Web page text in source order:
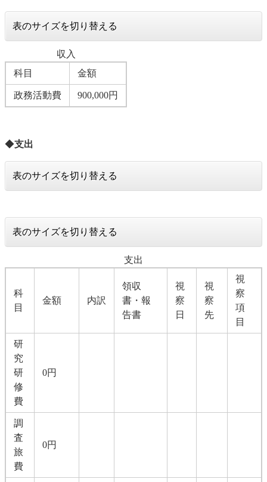
表のサイズを切り替える
収入
科目
金額
政務活動費 900,000円
◆支出
表のサイズを切り替える
表のサイズを切り替える
支出
科
目
金額 内訳
領収
書・報
告書
視
察
日
視
察
先
視
察
項
目
研
究
研
修
費
0円
調
査
旅
費
0円